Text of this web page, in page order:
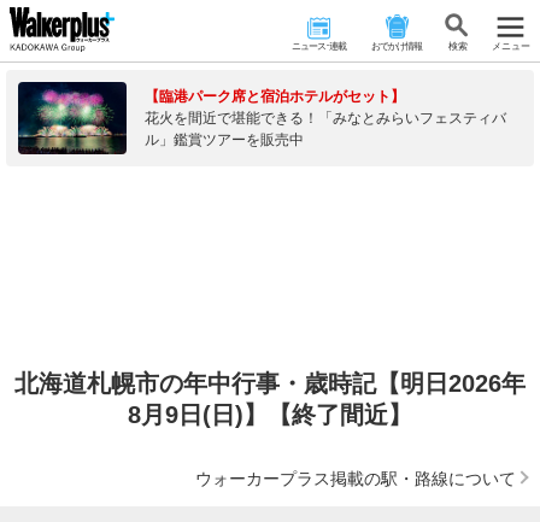
ニュース･連載 おでかけ情報 検 索 メニュー
【臨港パーク席と宿泊ホテルがセット】
花火を間近で堪能できる！「みなとみらいフェスティバ
ル」鑑賞ツアーを販売中
北海道札幌市の年中行事・歳時記【明日2026年
8月9日(日)】【終了間近】
ウォーカープラス掲載の駅・路線について